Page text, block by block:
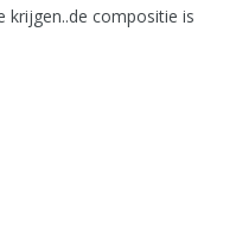
krijgen..de compositie is